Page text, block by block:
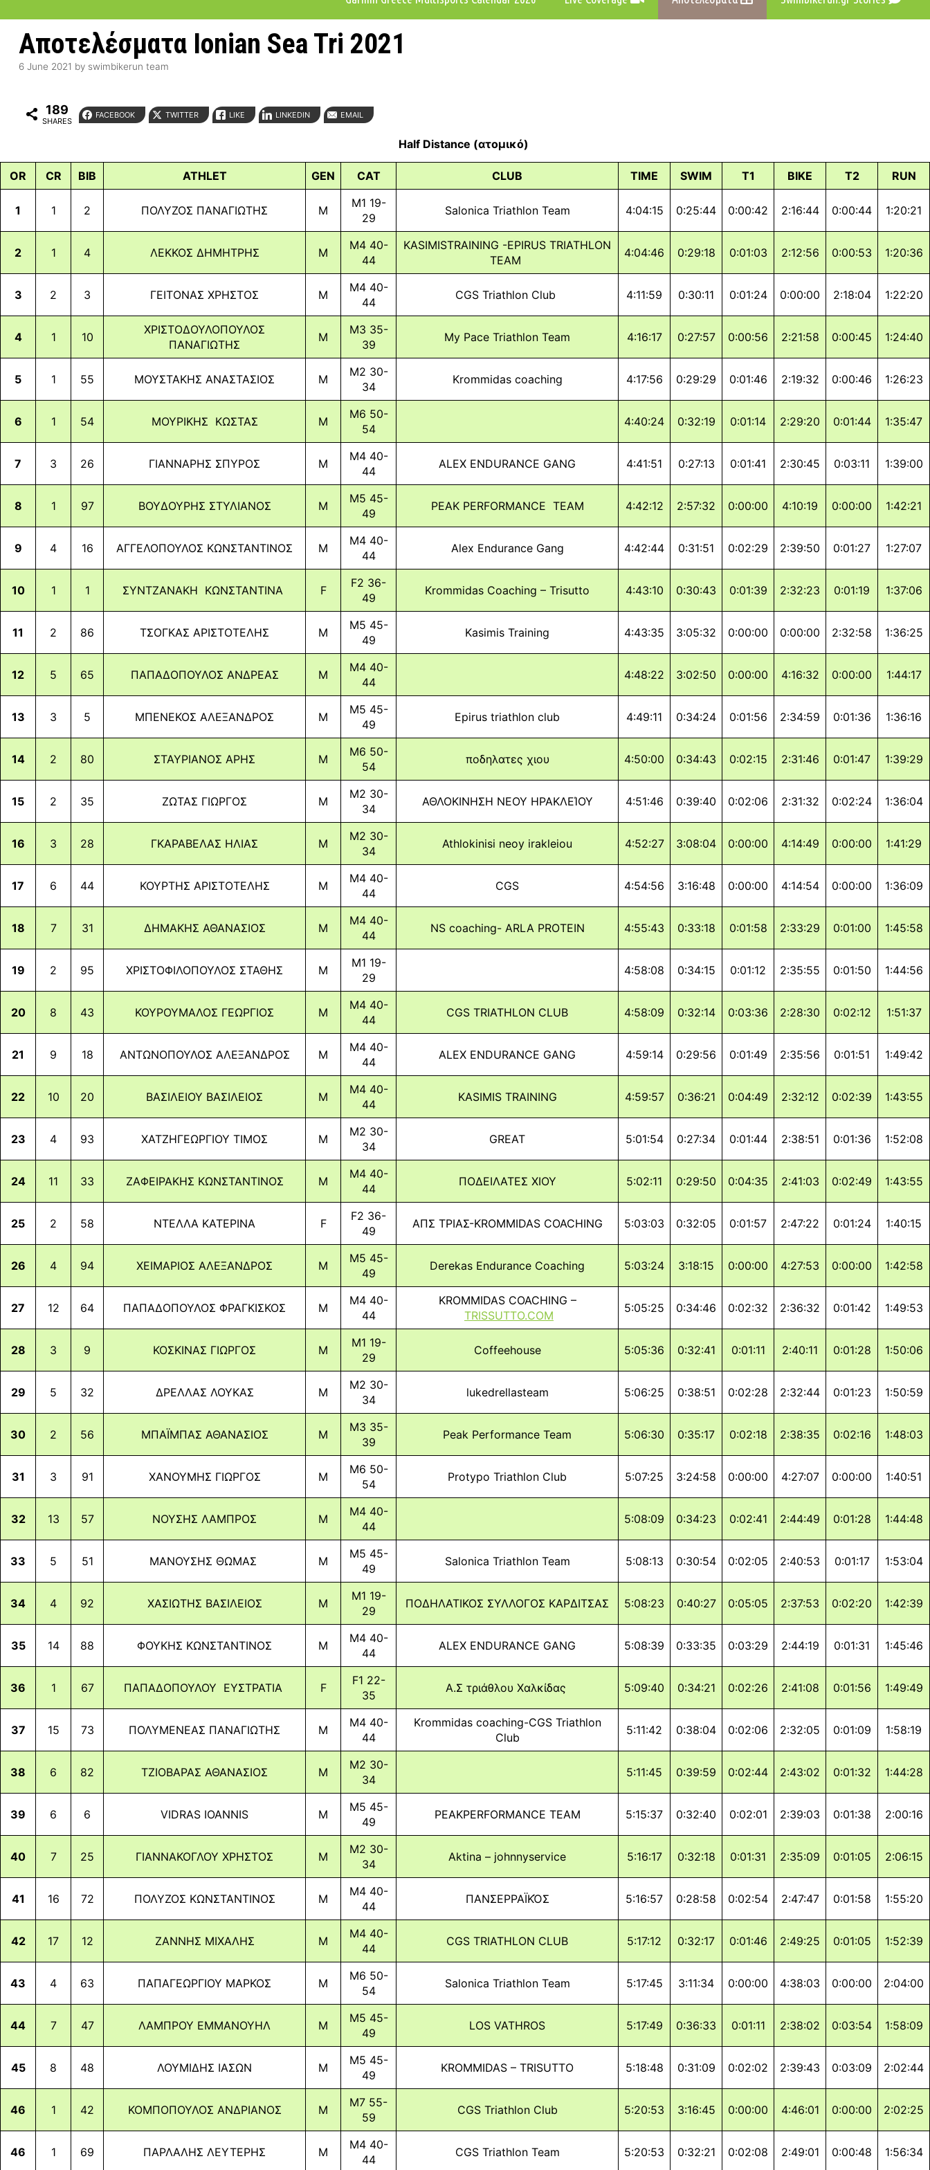
Αποτελέσματα Ionian Sea Tri 2021
6 June 2021 by swimbikerun team
189
SHARES
FACEBOOK TWITTER LIKE LINKEDIN EMAIL
Half Distance (ατομικό)
OR CR BIB ATHLET GEN CAT CLUB TIME SWIM T1 BIKE T2 RUN
1 1 2 ΠΟΛΥΖΟΣ ΠΑΝΑΓΙΩΤΗΣ M
M1 19-
29
Salonica Triathlon Team 4:04:15 0:25:44 0:00:42 2:16:44 0:00:44 1:20:21
2 1 4 ΛΕΚΚΟΣ ΔΗΜΗΤΡΗΣ M
M4 40-
44
KASIMISTRAINING -EPIRUS TRIATHLON
TEAM
4:04:46 0:29:18 0:01:03 2:12:56 0:00:53 1:20:36
3 2 3 ΓΕΙΤΟΝΑΣ ΧΡΗΣΤΟΣ M
M4 40-
44
CGS Triathlon Club 4:11:59 0:30:11 0:01:24 0:00:00 2:18:04 1:22:20
4 1 10
ΧΡΙΣΤΟΔΟΥΛΟΠΟΥΛΟΣ
ΠΑΝΑΓΙΩΤΗΣ
M
M3 35-
39
My Pace Triathlon Team 4:16:17 0:27:57 0:00:56 2:21:58 0:00:45 1:24:40
5 1 55 ΜΟΥΣΤΑΚΗΣ ΑΝΑΣΤΑΣΙΟΣ M
M2 30-
34
Krommidas coaching 4:17:56 0:29:29 0:01:46 2:19:32 0:00:46 1:26:23
6 1 54 ΜΟΥΡΙΚΗΣ ΚΩΣΤΑΣ M
M6 50-
54
4:40:24 0:32:19 0:01:14 2:29:20 0:01:44 1:35:47
7 3 26 ΓΙΑΝΝΑΡΗΣ ΣΠΥΡΟΣ M
M4 40-
44
ALEX ENDURANCE GANG 4:41:51 0:27:13 0:01:41 2:30:45 0:03:11 1:39:00
8 1 97 ΒΟΥΔΟΥΡΗΣ ΣΤΥΛΙΑΝΟΣ M
M5 45-
49
PEAK PERFORMANCE TEAM 4:42:12 2:57:32 0:00:00 4:10:19 0:00:00 1:42:21
9 4 16 ΑΓΓΕΛΟΠΟΥΛΟΣ ΚΩΝΣΤΑΝΤΙΝΟΣ M
M4 40-
44
Alex Endurance Gang 4:42:44 0:31:51 0:02:29 2:39:50 0:01:27 1:27:07
10 1 1 ΣΥΝΤΖΑΝΑΚΗ ΚΩΝΣΤΑΝΤΙΝΑ F
F2 36-
49
Krommidas Coaching – Trisutto 4:43:10 0:30:43 0:01:39 2:32:23 0:01:19 1:37:06
11 2 86 ΤΣΟΓΚΑΣ ΑΡΙΣΤΟΤΕΛΗΣ M
M5 45-
49
Kasimis Training 4:43:35 3:05:32 0:00:00 0:00:00 2:32:58 1:36:25
12 5 65 ΠΑΠΑΔΟΠΟΥΛΟΣ ΑΝΔΡΕΑΣ M
M4 40-
44
4:48:22 3:02:50 0:00:00 4:16:32 0:00:00 1:44:17
13 3 5 ΜΠΕΝΕΚΟΣ ΑΛΕΞΑΝΔΡΟΣ M
M5 45-
49
Epirus triathlon club 4:49:11 0:34:24 0:01:56 2:34:59 0:01:36 1:36:16
14 2 80 ΣΤΑΥΡΙΑΝΟΣ ΑΡΗΣ M
M6 50-
54
ποδηλατες χιου 4:50:00 0:34:43 0:02:15 2:31:46 0:01:47 1:39:29
15 2 35 ΖΩΤΑΣ ΓΙΩΡΓΟΣ M
M2 30-
34
ΑΘΛΟΚΙΝΗΣΗ ΝΕΟΥ ΗΡΑΚΛΕΊΟΥ 4:51:46 0:39:40 0:02:06 2:31:32 0:02:24 1:36:04
16 3 28 ΓΚΑΡΑΒΕΛΑΣ ΗΛΙΑΣ M
M2 30-
34
Athlokinisi neoy irakleiou 4:52:27 3:08:04 0:00:00 4:14:49 0:00:00 1:41:29
17 6 44 ΚΟΥΡΤΗΣ ΑΡΙΣΤΟΤΕΛΗΣ M
M4 40-
44
CGS 4:54:56 3:16:48 0:00:00 4:14:54 0:00:00 1:36:09
18 7 31 ΔΗΜΑΚΗΣ ΑΘΑΝΑΣΙΟΣ M
M4 40-
44
NS coaching- ARLA PROTEIN 4:55:43 0:33:18 0:01:58 2:33:29 0:01:00 1:45:58
19 2 95 ΧΡΙΣΤΟΦΙΛΟΠΟΥΛΟΣ ΣΤΑΘΗΣ M
M1 19-
29
4:58:08 0:34:15 0:01:12 2:35:55 0:01:50 1:44:56
20 8 43 ΚΟΥΡΟΥΜΑΛΟΣ ΓΕΩΡΓΙΟΣ M
M4 40-
44
CGS TRIATHLON CLUB 4:58:09 0:32:14 0:03:36 2:28:30 0:02:12 1:51:37
21 9 18 ΑΝΤΩΝΟΠΟΥΛΟΣ ΑΛΕΞΑΝΔΡΟΣ M
M4 40-
44
ALEX ENDURANCE GANG 4:59:14 0:29:56 0:01:49 2:35:56 0:01:51 1:49:42
22 10 20 ΒΑΣΙΛΕΙΟΥ ΒΑΣΙΛΕΙΟΣ M
M4 40-
44
KASIMIS TRAINING 4:59:57 0:36:21 0:04:49 2:32:12 0:02:39 1:43:55
23 4 93 ΧΑΤΖΗΓΕΩΡΓΙΟΥ ΤΙΜΟΣ M
M2 30-
34
GREAT 5:01:54 0:27:34 0:01:44 2:38:51 0:01:36 1:52:08
24 11 33 ΖΑΦΕΙΡΑΚΗΣ ΚΩΝΣΤΑΝΤΙΝΟΣ M
M4 40-
44
ΠΟΔΕΙΛΑΤΕΣ ΧΙΟΥ 5:02:11 0:29:50 0:04:35 2:41:03 0:02:49 1:43:55
25 2 58 ΝΤΕΛΛΑ ΚΑΤΕΡΙΝΑ F
F2 36-
49
ΑΠΣ ΤΡΙΑΣ-KROMMIDAS COACHING 5:03:03 0:32:05 0:01:57 2:47:22 0:01:24 1:40:15
26 4 94 ΧΕΙΜΑΡΙΟΣ ΑΛΕΞΑΝΔΡΟΣ M
M5 45-
49
Derekas Endurance Coaching 5:03:24 3:18:15 0:00:00 4:27:53 0:00:00 1:42:58
27 12 64 ΠΑΠΑΔΟΠΟΥΛΟΣ ΦΡΑΓΚΙΣΚΟΣ M
M4 40-
44
KROMMIDAS COACHING –
TRISSUTTO.COM
5:05:25 0:34:46 0:02:32 2:36:32 0:01:42 1:49:53
28 3 9 ΚΟΣΚΙΝΑΣ ΓΙΩΡΓΟΣ M
M1 19-
29
Coffeehouse 5:05:36 0:32:41 0:01:11 2:40:11 0:01:28 1:50:06
29 5 32 ΔΡΕΛΛΑΣ ΛΟΥΚΑΣ M
M2 30-
34
lukedrellasteam 5:06:25 0:38:51 0:02:28 2:32:44 0:01:23 1:50:59
30 2 56 ΜΠΑΪΜΠΑΣ ΑΘΑΝΑΣΙΟΣ M
M3 35-
39
Peak Performance Team 5:06:30 0:35:17 0:02:18 2:38:35 0:02:16 1:48:03
31 3 91 ΧΑΝΟΥΜΗΣ ΓΙΩΡΓΟΣ M
M6 50-
54
Protypo Triathlon Club 5:07:25 3:24:58 0:00:00 4:27:07 0:00:00 1:40:51
32 13 57 ΝΟΥΣΗΣ ΛΑΜΠΡΟΣ M
M4 40-
44
5:08:09 0:34:23 0:02:41 2:44:49 0:01:28 1:44:48
33 5 51 ΜΑΝΟΥΣΗΣ ΘΩΜΑΣ M
M5 45-
49
Salonica Triathlon Team 5:08:13 0:30:54 0:02:05 2:40:53 0:01:17 1:53:04
34 4 92 ΧΑΣΙΩΤΗΣ ΒΑΣΙΛΕΙΟΣ M
M1 19-
29
ΠΟΔΗΛΑΤΙΚΟΣ ΣΥΛΛΟΓΟΣ ΚΑΡΔΙΤΣΑΣ 5:08:23 0:40:27 0:05:05 2:37:53 0:02:20 1:42:39
35 14 88 ΦΟΥΚΗΣ ΚΩΝΣΤΑΝΤΙΝΟΣ M
M4 40-
44
ALEX ENDURANCE GANG 5:08:39 0:33:35 0:03:29 2:44:19 0:01:31 1:45:46
36 1 67 ΠΑΠΑΔΟΠΟΥΛΟΥ ΕΥΣΤΡΑΤΙΑ F
F1 22-
35
Α.Σ τριάθλου Χαλκίδας 5:09:40 0:34:21 0:02:26 2:41:08 0:01:56 1:49:49
37 15 73 ΠΟΛΥΜΕΝΕΑΣ ΠΑΝΑΓΙΩΤΗΣ M
M4 40-
44
Krommidas coaching-CGS Triathlon
Club
5:11:42 0:38:04 0:02:06 2:32:05 0:01:09 1:58:19
38 6 82 ΤΖΙΟΒΑΡΑΣ ΑΘΑΝΑΣΙΟΣ M
M2 30-
34
5:11:45 0:39:59 0:02:44 2:43:02 0:01:32 1:44:28
39 6 6 VIDRAS IOANNIS M
M5 45-
49
PEAKPERFORMANCE TEAM 5:15:37 0:32:40 0:02:01 2:39:03 0:01:38 2:00:16
40 7 25 ΓΙΑΝΝΑΚΟΓΛΟΥ ΧΡΗΣΤΟΣ M
M2 30-
34
Aktina – johnnyservice 5:16:17 0:32:18 0:01:31 2:35:09 0:01:05 2:06:15
41 16 72 ΠΟΛΥΖΟΣ ΚΩΝΣΤΑΝΤΙΝΟΣ M
M4 40-
44
ΠΑΝΣΕΡΡΑΪΚΌΣ 5:16:57 0:28:58 0:02:54 2:47:47 0:01:58 1:55:20
42 17 12 ΖΑΝΝΗΣ ΜΙΧΑΛΗΣ M
M4 40-
44
CGS TRIATHLON CLUB 5:17:12 0:32:17 0:01:46 2:49:25 0:01:05 1:52:39
43 4 63 ΠΑΠΑΓΕΩΡΓΙΟΥ ΜΑΡΚΟΣ M
M6 50-
54
Salonica Triathlon Team 5:17:45 3:11:34 0:00:00 4:38:03 0:00:00 2:04:00
44 7 47 ΛΑΜΠΡΟΥ ΕΜΜΑΝΟΥΗΛ M
M5 45-
49
LOS VATHROS 5:17:49 0:36:33 0:01:11 2:38:02 0:03:54 1:58:09
45 8 48 ΛΟΥΜΙΔΗΣ ΙΑΣΩΝ M
M5 45-
49
KROMMIDAS – TRISUTTO 5:18:48 0:31:09 0:02:02 2:39:43 0:03:09 2:02:44
46 1 42 ΚΟΜΠΟΠΟΥΛΟΣ ΑΝΔΡΙΑΝΟΣ M
M7 55-
59
CGS Triathlon Club 5:20:53 3:16:45 0:00:00 4:46:01 0:00:00 2:02:25
46 1 69 ΠΑΡΛΑΛΗΣ ΛΕΥΤΕΡΗΣ M
M4 40-
44
CGS Triathlon Team 5:20:53 0:32:21 0:02:08 2:49:01 0:00:48 1:56:34
189